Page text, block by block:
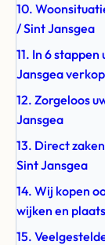
10.
/ Sint Jansgea
11. In 6
Jansgea
12. Zorgeloos
Jansgea
13. Direct
Sint Jansgea
14. Wij kopen
wijken en
15.